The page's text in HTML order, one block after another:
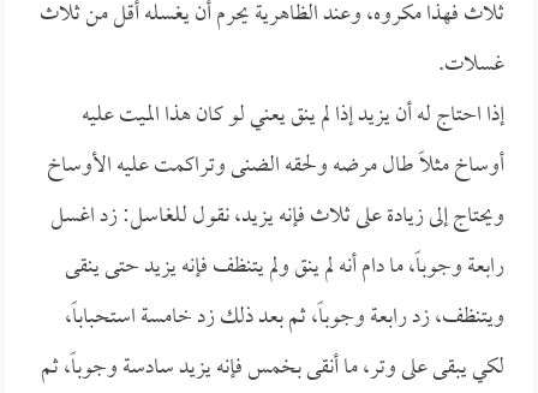
ثلاث فهذا مكروه، وعند الظاهرية يحرم أن يغسله أقل من ثلاث
غسلات.
إذا احتاج له أن يزيد إذا لم ينق يعني لو كان هذا الميت عليه
أوساخ مثلاً طال مرضه ولحقه الضنى وتراكمت عليه الأوساخ
ويحتاج إلى زيادة على ثلاث فإنه يزيد، نقول للغاسل: زد اغسل
رابعة وجوباً، ما دام أنه لم ينق ولم يتنظف فإنه يزيد حتى ينقى
ويتنظف، زد رابعة وجوباً، ثم بعد ذلك زد خامسة استحباباً،
لكي يبقى على وتر، ما أنقى بخمس فإنه يزيد سادسة وجوباً، ثم